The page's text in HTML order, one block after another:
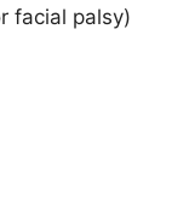
facial palsy)